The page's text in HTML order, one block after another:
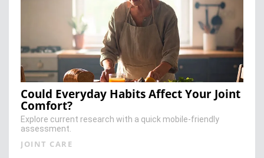
Could Everyday Habits Affect Your Joint
Comfort?
Explore current research with a quick mobile-friendly
assessment.
JOINT CARE